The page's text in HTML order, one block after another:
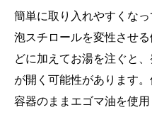
簡単に取り入れやすくな
泡スチロールを変性させ
どに加えてお湯を注ぐと
が開く可能性があります
容器のままエゴマ油を使用